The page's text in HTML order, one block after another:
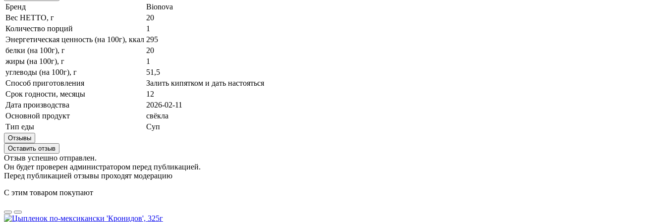
Бренд
Bionova
Вес НЕТТО, г
20
Количество порций
1
Энергетическая ценность (на 100г), ккал 295
белки (на 100г), г
20
жиры (на 100г), г
1
углеводы (на 100г), г
51,5
Способ приготовления
Залить кипятком и дать настояться
Срок годности, месяцы
12
Дата производства
2026-02-11
Основной продукт
свёкла
Тип еды
Суп
Отзывы
Оставить отзыв
Отзыв успешно отправлен.
Он будет проверен администратором перед публикацией.
Перед публикацией отзывы проходят модерацию
С этим товаром покупают